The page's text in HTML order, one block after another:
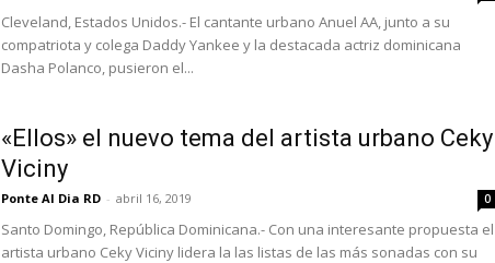
Cleveland, Estados Unidos.- El cantante urbano Anuel AA, junto a su
compatriota y colega Daddy Yankee y la destacada actriz dominicana
Dasha Polanco, pusieron el...
«Ellos» el nuevo tema del artista urbano Ceky
Viciny
Ponte Al Dia RD - abril 16, 2019 0
Santo Domingo, República Dominicana.- Con una interesante propuesta el
artista urbano Ceky Viciny lidera la las listas de las más sonadas con su